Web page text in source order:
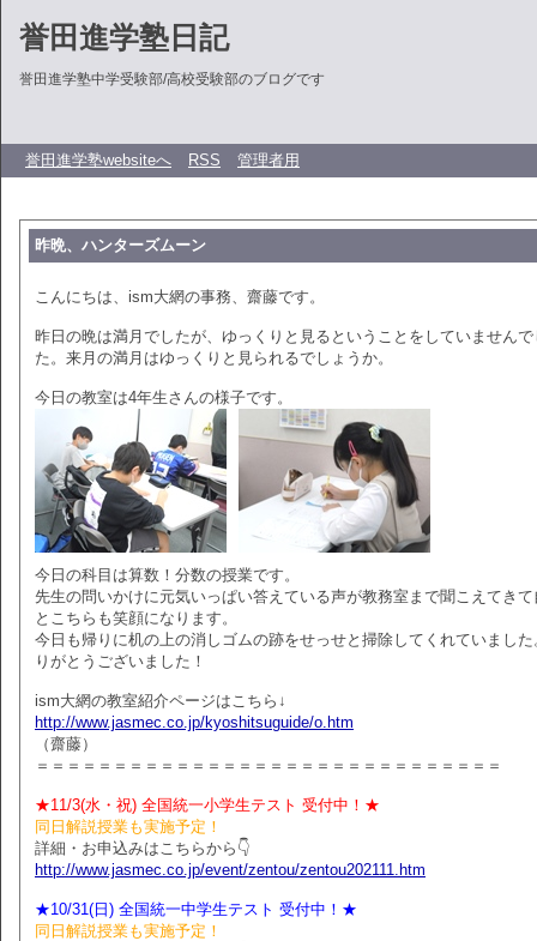
誉田進学塾日記
誉田進学塾中学受験部/高校受験部のブログです
誉田進学塾websiteへ RSS 管理者用
昨晩、ハンターズムーン
こんにちは、ism大網の事務、齋藤です。
昨日の晩は満月でしたが、ゆっくりと見るということをしていませんで
た。来月の満月はゆっくりと見られるでしょうか。
今日の教室は4年生さんの様子です。
今日の科目は算数！分数の授業です。
先生の問いかけに元気いっぱい答えている声が教務室まで聞こえてきて
とこちらも笑顔になります。
今日も帰りに机の上の消しゴムの跡をせっせと掃除してくれていました
りがとうございました！
ism大網の教室紹介ページはこちら↓
http://www.jasmec.co.jp/kyoshitsuguide/o.htm
（齋藤）
＝＝＝＝＝＝＝＝＝＝＝＝＝＝＝＝＝＝＝＝＝＝＝＝＝＝＝＝＝＝
★11/3(水・祝) 全国統一小学生テスト 受付中！★
同日解説授業も実施予定！
詳細・お申込みはこちらから👇
http://www.jasmec.co.jp/event/zentou/zentou202111.htm
★10/31(日) 全国統一中学生テスト 受付中！★
同日解説授業も実施予定！